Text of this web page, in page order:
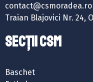
contact@csmoradea.ro
Traian Blajovici Nr. 24,
SECȚII CSM
Baschet